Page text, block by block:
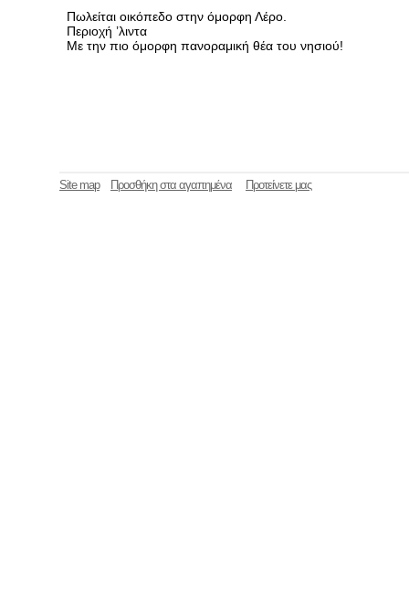
Πωλείται οικόπεδο στην όμορφη Λέρο.
Περιοχή ’λιντα
Με την πιο όμορφη πανοραμική θέα του νησιού!
Site map Προσθήκη στα αγαπημένα Προτείνετε μας